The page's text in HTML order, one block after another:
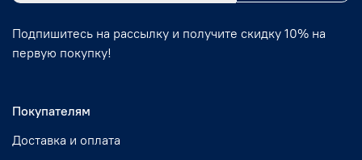
Покупателям
Доставка и оплата
Подпишитесь на рассылку и получите скидку 10% на
первую покупку!